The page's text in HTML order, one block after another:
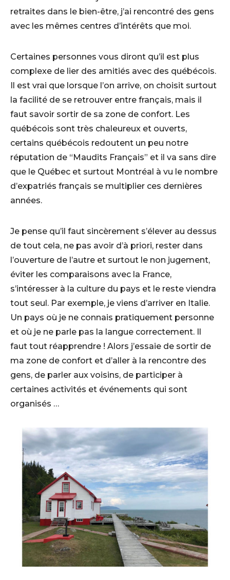
retraites dans le bien-être, j’ai rencontré des gens
avec les mêmes centres d’intérêts que moi.
Certaines personnes vous diront qu’il est plus
complexe de lier des amitiés avec des québécois.
Il est vrai que lorsque l’on arrive, on choisit surtout
la facilité de se retrouver entre français, mais il
faut savoir sortir de sa zone de confort. Les
québécois sont très chaleureux et ouverts,
certains québécois redoutent un peu notre
réputation de “Maudits Français” et il va sans dire
que le Québec et surtout Montréal à vu le nombre
d’expatriés français se multiplier ces dernières
années.
Je pense qu’il faut sincèrement s’élever au dessus
de tout cela, ne pas avoir d’à priori, rester dans
l’ouverture de l’autre et surtout le non jugement,
éviter les comparaisons avec la France,
s’intéresser à la culture du pays et le reste viendra
tout seul. Par exemple, je viens d’arriver en Italie.
Un pays où je ne connais pratiquement personne
et où je ne parle pas la langue correctement. Il
faut tout réapprendre ! Alors j’essaie de sortir de
ma zone de confort et d’aller à la rencontre des
gens, de parler aux voisins, de participer à
certaines activités et événements qui sont
organisés …